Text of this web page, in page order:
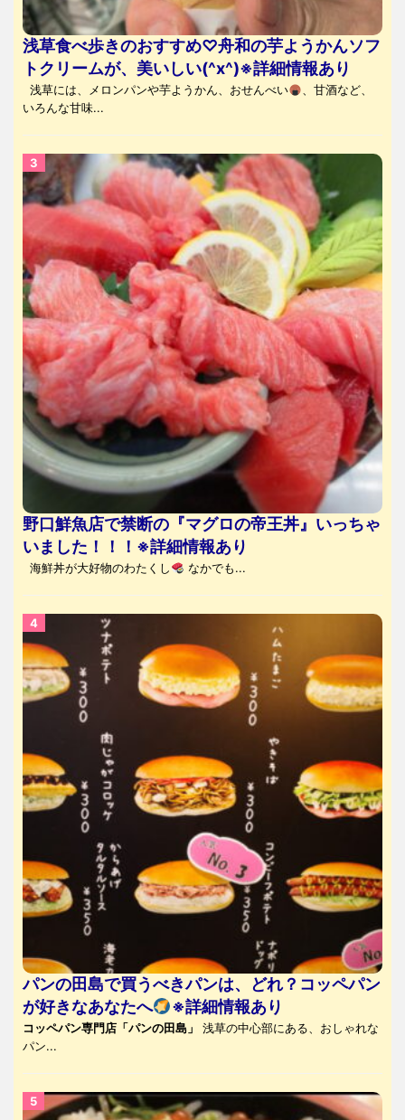
浅草食べ歩きのおすすめ♡舟和の芋ようかんソフ
トクリームが、美いしい(^x^)※詳細情報あり
浅草には、メロンパンや芋ようかん、おせんべい
、甘酒など、
いろんな甘味...
野口鮮魚店で禁断の『マグロの帝王丼』いっちゃ
いました！！！※詳細情報あり
海鮮丼が大好物のわたくし なかでも...
パンの田島で買うべきパンは、どれ？コッペパン
が好きなあなたへ
※詳細情報あり
コッペパン専門店「パンの田島」
浅草の中心部にある、おしゃれな
パン...